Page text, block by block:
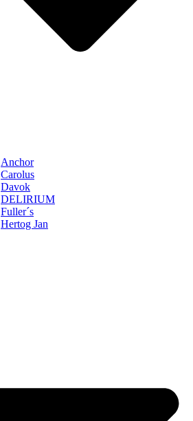
Anchor
Carolus
Davok
DELIRIUM
Fuller´s
Hertog Jan